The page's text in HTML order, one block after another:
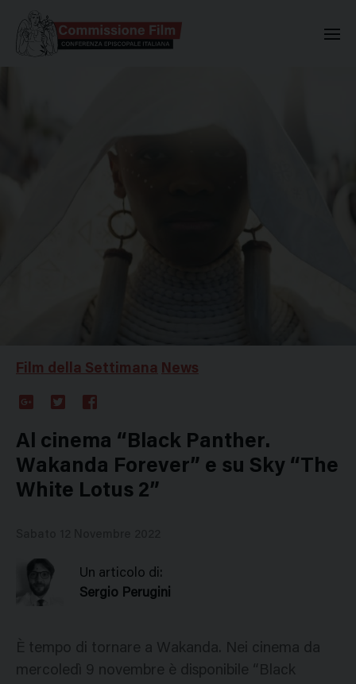
Film della Settimana News
Plus
Al cinema “Black Panther.
Wakanda Forever” e su Sky “The
White Lotus 2”
Un articolo di:
Sergio Perugini
È tempo di tornare a Wakanda. Nei cinema da
mercoledì 9 novembre è disponibile “Black